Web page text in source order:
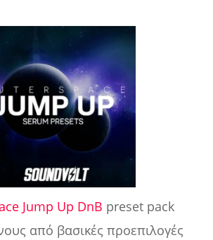
Jump Up DnB preset pack
από βασικές προεπιλογές